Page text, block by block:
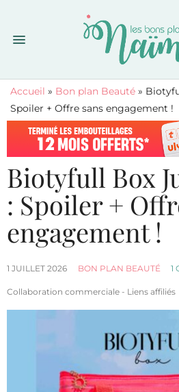
Accueil » Bon plan Beauté »
Spoiler + Offre sans engagement !
Biotyfull Box
: Spoiler +
engagement !
1 JUILLET 2026 BON PLAN BEAUTÉ 1
Collaboration commerciale - Liens affiliés